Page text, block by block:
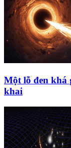
Một lỗ đen khá
khai